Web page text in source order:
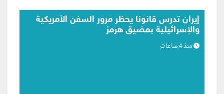
بلومبرج: اتصالات متكررة لترامب مع رئيس
الفيدرالي تعكس مساعي لبسط النفوذ
منذ 5 ساعات